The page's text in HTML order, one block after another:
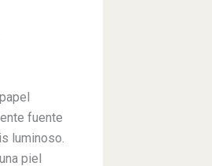
fuente
luminoso.
piel